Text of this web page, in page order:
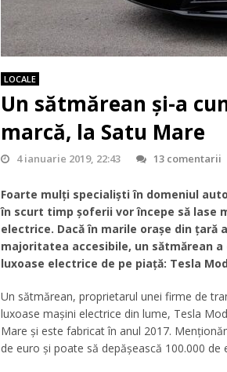
LOCALE
Un sătmărean și-a
marcă, la Satu Mare
4 ianuarie 2019, 22:43 13 comentarii
Foarte mulți specialiști în domeniul
în scurt timp șoferii vor începe să lase
electrice. Dacă în marile orașe din
majoritatea accesibile, un sătmărean
luxoase electrice de pe piață: Tesla
Un sătmărean, proprietarul unei firme de
luxoase mașini electrice din lume, Tesla
Mare și este fabricat în anul 2017.
de euro și poate să depășească 100.000